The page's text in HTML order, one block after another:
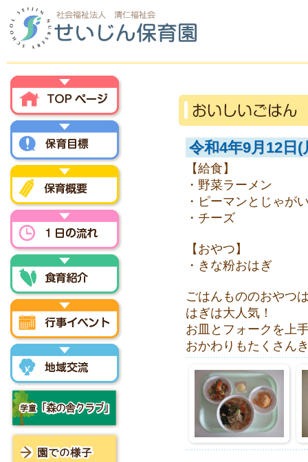
トップページ
保育方針
保育概要
一日の流れ
食育
行事イベント
学童「森の舎クラブ」
令和4年9月12日(
【給食】
・野菜ラーメン
・ピーマンとじゃが
・チーズ
【おやつ】
・きな粉おはぎ
ごはんもののおやつ
はぎは大人気！
お皿とフォークを上
おかわりもたくさん